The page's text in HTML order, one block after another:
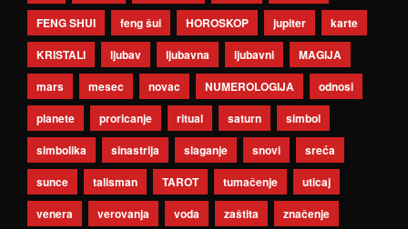
FENG SHUI
feng šui HOROSKOP jupiter
karte
KRISTALI
ljubav ljubavna ljubavni
MAGIJA
mars
mesec novac NUMEROLOGIJA
odnosi
planete
proricanje ritual saturn
simbol
simbolika
sinastrija slaganje snovi
sreća
sunce
talisman TAROT tumačenje
uticaj
venera
verovanja voda zaštita značenje